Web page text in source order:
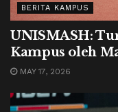
BERITA KAMPUS
UNISMASH:
Kampus oleh
MAY 17, 2026